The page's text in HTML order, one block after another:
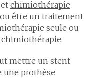
et chimiothérapie
être un traitement
seule ou
mettre un stent
une prothèse